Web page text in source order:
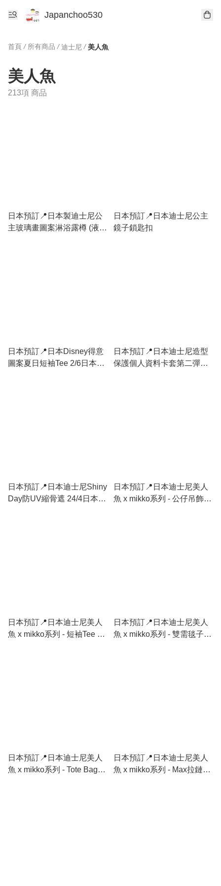
Japanchoo530
首頁 / 所有商品 / 迪士尼 / 美人魚
美人魚
213項 商品
日本預訂📍日本製迪士尼公
主玻璃畫圖案淋浴露樽 (液
日本預訂📍日本迪士尼公主
鏡子鎖匙扣
日本預訂📍日本Disney得意
圖案夏日短袖Tee 2/6日本開
日本預訂📍日本迪士尼造型
保護個人資料卡套第二彈
日本預訂📍日本迪士尼Shiny
Day防UV縮骨遮 24/4日本開
日本預訂📍日本迪士尼美人
魚 x mikko系列 - 公仔吊飾
日本預訂📍日本迪士尼美人
魚 x mikko系列 - 短袖Tee 不
日本預訂📍日本迪士尼美人
魚 x mikko系列 - 雙需毯子
日本預訂📍日本迪士尼美人
魚 x mikko系列 - Tote Bag
日本預訂📍日本迪士尼美人
魚 x mikko系列 - Max拉鏈袋